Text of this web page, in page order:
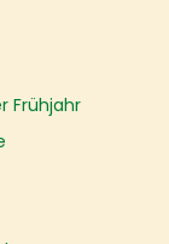
Frühjahr